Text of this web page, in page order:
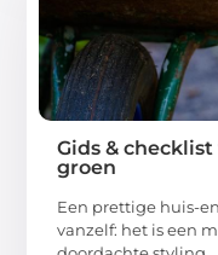
Gids &
groen
Een prettige huis-
vanzelf: het is een